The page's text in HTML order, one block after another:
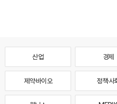
산업 경제
제약·바이오 정책·사